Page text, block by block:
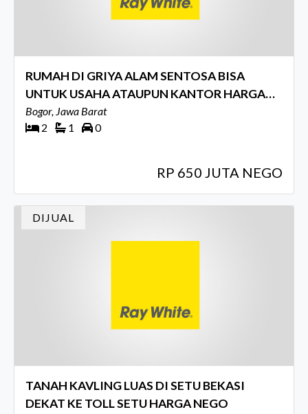
RUMAH DI GRIYA ALAM SENTOSA BISA
UNTUK USAHA ATAUPUN KANTOR HARGA
NEGO SAMPAI DEAL
Bogor, Jawa Barat
2
1 0
RP 650 JUTA NEGO
DIJUAL
TANAH KAVLING LUAS DI SETU BEKASI
DEKAT KE TOLL SETU HARGA NEGO